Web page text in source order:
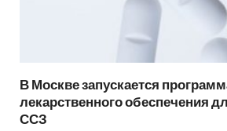
В Москве запускается
лекарственного обеспечения
ССЗ